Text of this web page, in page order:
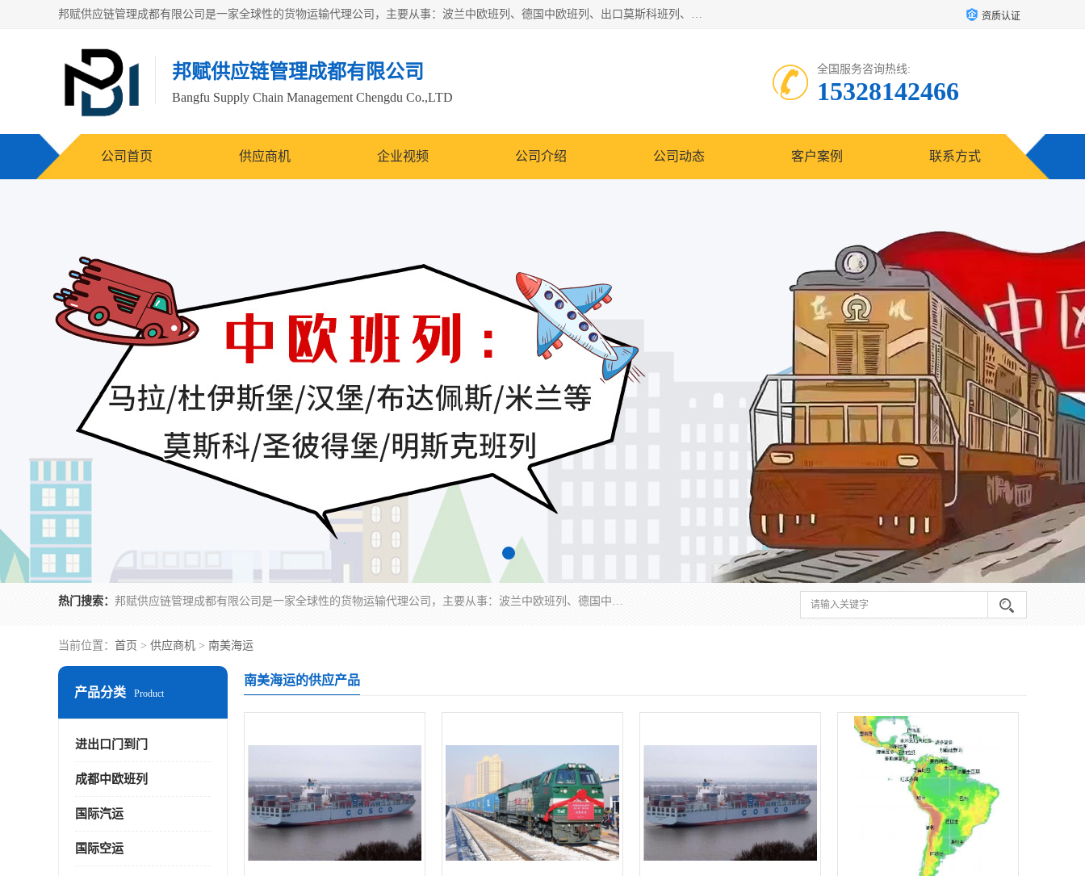
邦赋供应链管理成都有限公司是一家全球性的货物运输代理公司，主要从事：波兰中欧班列、德国中欧班列、出口莫斯科班列、中欧班列进口、蓉欧铁路、成都出口空运等业务，同时亦提供报关、报检、仓储、码头操作等服务。 资质认证
邦赋供应链管理成都有限公司
Bangfu Supply Chain Management Chengdu Co.,LTD
全国服务咨询热线:
15328142466
公司首页 供应商机 企业视频 公司介绍 公司动态 客户案例 联系方式
热门搜索： 邦赋供应链管理成都有限公司是一家全球性的货物运输代理公司，主要从事：波兰中欧班列、德国中欧班列、出口莫斯科班列、中欧班列进口、蓉欧铁路、成都出口空运等业务，同时亦提供报关、报检、仓储、码头操作等服务。
当前位置： 首页 > 供应商机 > 南美海运
产品分类 Product
进出口门到门
成都中欧班列
国际汽运
国际空运
南美海运的供应产品